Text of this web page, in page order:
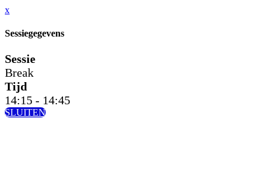
x
Sessiegegevens
Sessie
Break
Tijd
14:15 - 14:45
SLUITEN